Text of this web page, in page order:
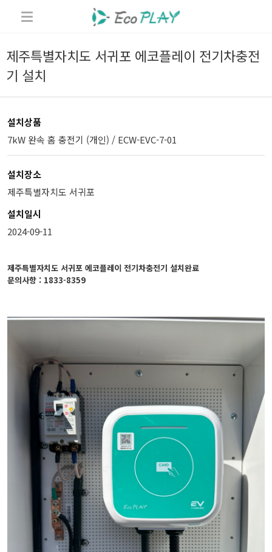
제주특별자치도 서귀포 에코플레이 전기차충전
기 설치
설치상품
7kW 완속 홈 충전기 (개인) / ECW-EVC-7-01
설치장소
제주특별자치도 서귀포
설치일시
2024-09-11
제주특별자치도 서귀포 에코플레이 전기차충전기 설치완료
문의사항 : 1833-8359